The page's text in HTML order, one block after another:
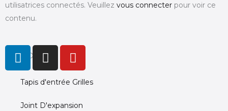
utilisatrices connectés. Veuillez vous connecter pour voir ce
contenu.
PRODUCTS
Tapis d'entrée Grilles
Joint D'expansion
L
i
n
k
e
I
n
s
t
a
Y
o
u
t
u